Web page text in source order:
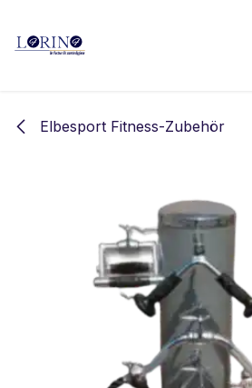
Elbesport Fitness-Zubehör